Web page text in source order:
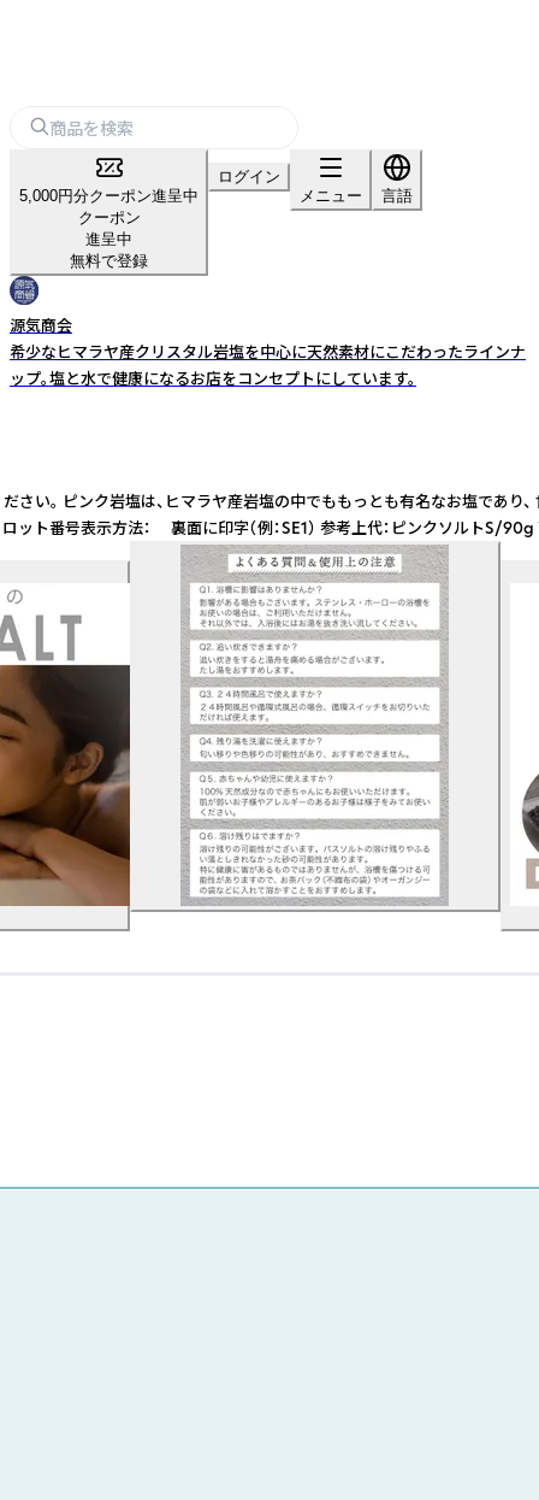
5,000円分クーポン進呈中
クーポン
進呈中
無料で登録
ログイン
メニュー
言語
源気商会
希少なヒマラヤ産クリスタル岩塩を中心に天然素材にこだわったラインナ
ップ。塩と水で健康になるお店をコンセプトにしています。
ピンク岩塩は、ヒマラヤ産岩塩の中でももっとも有名なお塩であ
ット番号表示方法： 裏面に印字（例：SE1） 参考上代：ピンクソルトS/90g